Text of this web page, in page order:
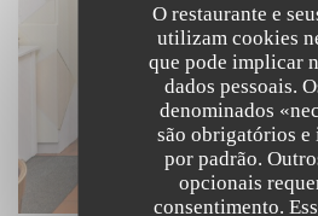
O restaurante e
utilizam cookies
que pode implicar
dados pessoais.
denominados
são obrigatórios e
por padrão.
opcionais
consentimento.